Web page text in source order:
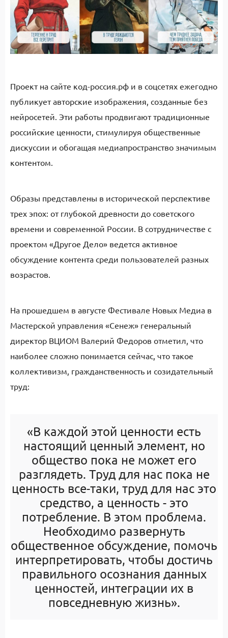
Проект на сайте код-россия.рф и в соцсетях ежегодно
публикует авторские изображения, созданные без
нейросетей. Эти работы продвигают традиционные
российские ценности, стимулируя общественные
дискуссии и обогащая медиапространство значимым
контентом.
Образы представлены в исторической перспективе
трех эпох: от глубокой древности до советского
времени и современной России. В сотрудничестве с
проектом «Другое Дело» ведется активное
обсуждение контента среди пользователей разных
возрастов.
На прошедшем в августе Фестивале Новых Медиа в
Мастерской управления «Сенеж» генеральный
директор ВЦИОМ Валерий Федоров отметил, что
наиболее сложно понимается сейчас, что такое
коллективизм, гражданственность и созидательный
труд:
«В каждой этой ценности есть
настоящий ценный элемент, но
общество пока не может его
разглядеть. Труд для нас пока не
ценность все-таки, труд для нас это
средство, а ценность - это
потребление. В этом проблема.
Необходимо развернуть
общественное обсуждение, помочь
интерпретировать, чтобы достичь
правильного осознания данных
ценностей, интеграции их в
повседневную жизнь».